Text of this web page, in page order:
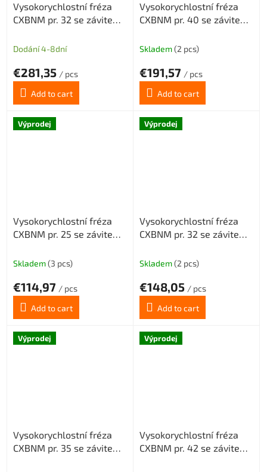
Vysokorychlostní fréza
CXBNM pr. 32 se závitem
BNMU0303 s chlazením
Dodání 4-8dní
€281,35 / pcs
Add to cart
Vysokorychlostní fréza
CXBNM pr. 40 se závitem
BNMX0603 s chlazením
Skladem(2 pcs)
€191,57 / pcs
Add to cart
Výprodej
Vysokorychlostní fréza
CXBNM pr. 25 se závitem
BNMX0904 s chlazením
Skladem(3 pcs)
€114,97 / pcs
Add to cart
Výprodej
Vysokorychlostní fréza
CXBNM pr. 32 se závitem
BNMX0904 s chlazením
Skladem(2 pcs)
€148,05 / pcs
Add to cart
Výprodej
Vysokorychlostní fréza
CXBNM pr. 35 se závitem
Výprodej
Vysokorychlostní fréza
CXBNM pr. 42 se závitem